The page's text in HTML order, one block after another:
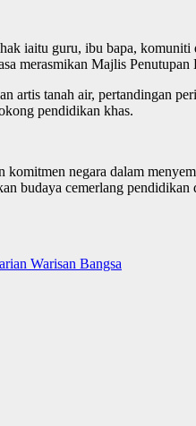
iaitu guru, ibu bapa,
merasmikan Majlis
artis tanah air, pertandingan
pendidikan khas.
negara dalam
budaya cemerlang
Warisan Bangsa